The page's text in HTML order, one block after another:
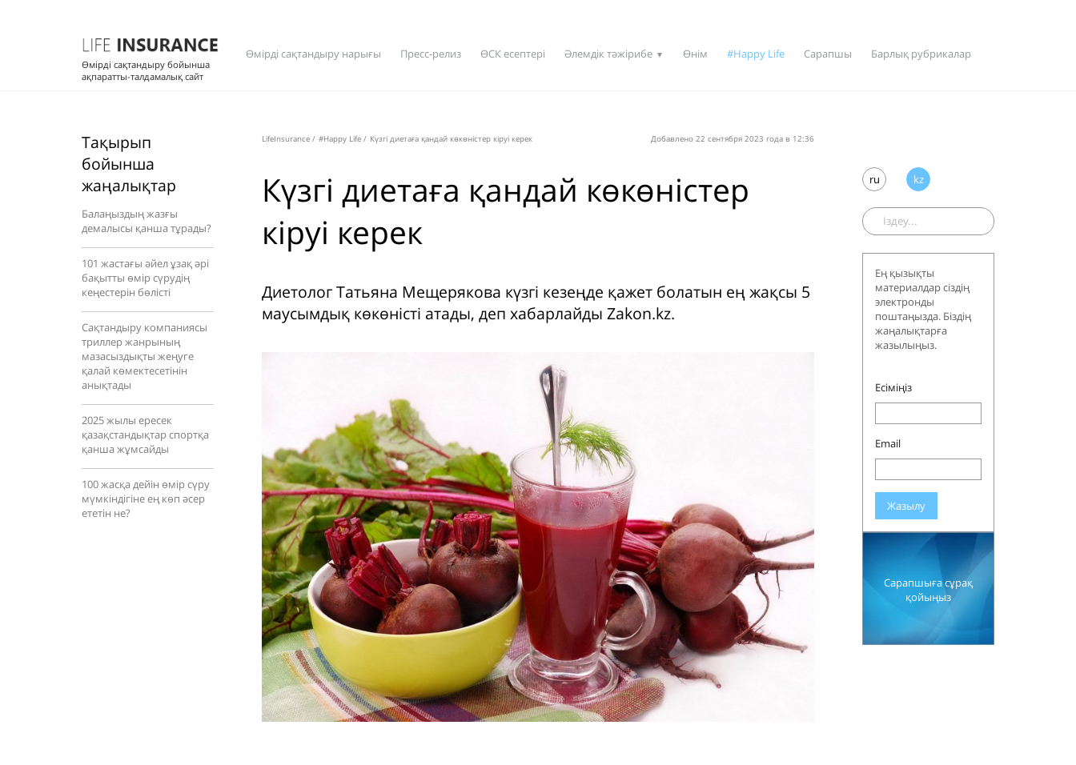
Өмірді сақтандыру бойынша
ақпаратты-талдамалық сайт
Өмірді сақтандыру нарығы Пресс-релиз ӨСК есептері Әлемдік тәжірибе ▼ Өнім #Happy Life Сарапшы Барлық рубрикалар
Тақырып
бойынша
жаңалықтар
Балаңыздың жазғы
демалысы қанша тұрады?
101 жастағы әйел ұзақ әрі
бақытты өмір сүрудің
кеңестерін бөлісті
Сақтандыру компаниясы
триллер жанрының
мазасыздықты жеңуге
қалай көмектесетінін
анықтады
2025 жылы ересек
қазақстандықтар спортқа
қанша жұмсайды
100 жасқа дейін өмір сүру
мүмкіндігіне ең көп әсер
ететін не?
LifeInsurance / #Happy Life / Күзгі диетаға қандай көкөністер кіруі керек Добавлено 22 сентября 2023 года в 12:36
Күзгі диетаға қандай көкөністер
кіруі керек
Диетолог Татьяна Мещерякова күзгі кезеңде қажет болатын ең жақсы 5
маусымдық көкөністі атады, деп хабарлайды Zakon.kz.
ru kz
Ең қызықты
материалдар сіздің
электронды
поштаңызда. Біздің
жаңалықтарға
жазылыңыз.
Есіміңіз
Email
Жазылу
Сарапшыға сұрақ
қойыңыз